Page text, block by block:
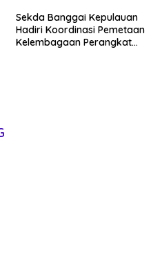
Sekda Banggai Kepulauan
Hadiri Koordinasi Pemetaan
Kelembagaan Perangkat